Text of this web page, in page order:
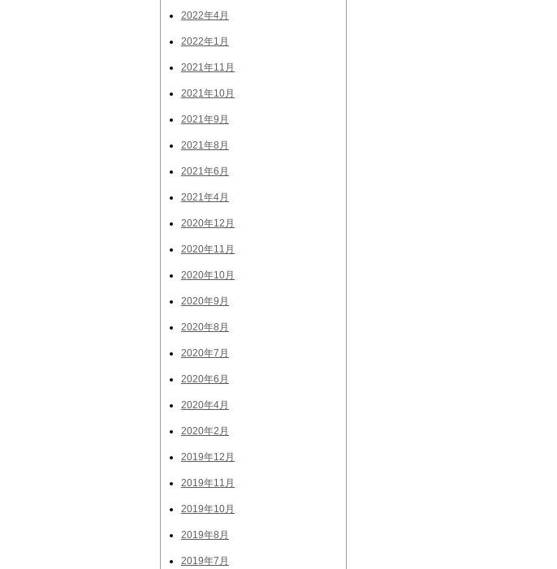
2022年4月
2022年1月
2021年11月
2021年10月
2021年9月
2021年8月
2021年6月
2021年4月
2020年12月
2020年11月
2020年10月
2020年9月
2020年8月
2020年7月
2020年6月
2020年4月
2020年2月
2019年12月
2019年11月
2019年10月
2019年8月
2019年7月